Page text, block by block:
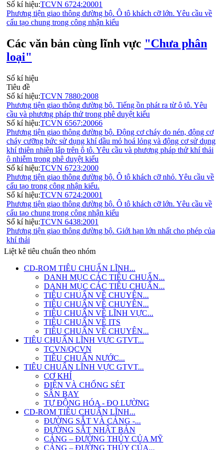
Số kí hiệu:TCVN 6724:20001
Phương tiện giao thông đường bộ. Ô tô khách cỡ lớn. Yêu cầu về
cấu tạo chung trong công nhận kiểu
Các văn bản cùng lĩnh vực "Chưa phân
loại"
Số kí hiệu
Tiêu đề
Số kí hiệu:TCVN 7880:2008
Phương tiện giao thông đường bộ. Tiếng ồn phát ra từ ô tô. Yêu
cầu và phương pháp thử trong phê duyệt kiểu
Số kí hiệu:TCVN 6567:20066
Phương tiện giao thông đường bộ. Động cơ cháy do nén, động cơ
cháy cưỡng bức sử dụng khí dầu mỏ hoá lỏng và động cơ sử dụng
khí thiên nhiên lắp trên ô tô. Yêu cầu và phương pháp thử khí thải
ô nhiễm trong phê duyệt kiểu
Số kí hiệu:TCVN 6723:2000
Phương tiện giao thông đường bộ. Ô tô khách cỡ nhỏ. Yêu cầu về
cấu tạo trong công nhận kiểu.
Số kí hiệu:TCVN 6724:20001
Phương tiện giao thông đường bộ. Ô tô khách cỡ lớn. Yêu cầu về
cấu tạo chung trong công nhận kiểu
Số kí hiệu:TCVN 6438:2001
Phương tiện giao thông đường bộ. Giới hạn lớn nhất cho phép của
khí thải
Liệt kê tiêu chuẩn theo nhóm
CD-ROM TIÊU CHUẨN LĨNH...
DANH MỤC CÁC TIÊU CHUẨN...
DANH MỤC CÁC TIÊU CHUẨN...
TIÊU CHUẨN VỀ CHUYÊN...
TIÊU CHUẨN VỀ CHUYÊN...
TIÊU CHUẨN VỀ LĨNH VỰC...
TIÊU CHUẨN VỀ ITS
TIÊU CHUẨN VỀ CHUYÊN...
TIÊU CHUẨN LĨNH VỰC GTVT...
TCVN/QCVN
TIÊU CHUẨN NƯỚC...
TIÊU CHUẨN LĨNH VỰC GTVT...
CƠ KHÍ
ĐIỆN VÀ CHỐNG SÉT
SÂN BAY
TỰ ĐỘNG HÓA - ĐO LƯỜNG
CD-ROM TIÊU CHUẨN LĨNH...
ĐƯỜNG SẮT VÀ CẢNG -...
ĐƯỜNG SẮT NHẬT BẢN
CẢNG – ĐƯỜNG THỦY CỦA MỸ
CẢNG – ĐƯỜNG THỦY CỦA...